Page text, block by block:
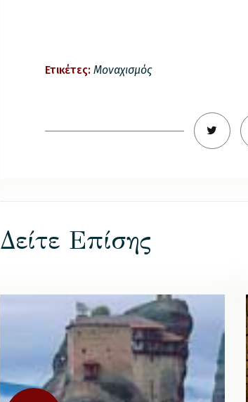
Ετικέτες: Μοναχισμός
Δείτε Επίσης